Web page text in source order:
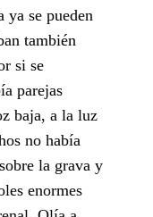
ya se pueden
también
si se
parejas
baja, a la luz
no había
la grava y
enormes